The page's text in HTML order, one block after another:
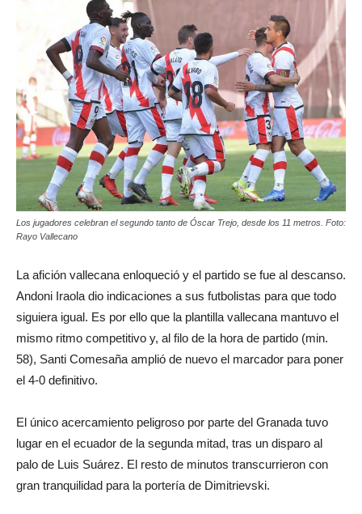
Los jugadores celebran el segundo tanto de Óscar Trejo, desde los 11 metros. Foto:
Rayo Vallecano
La afición vallecana enloqueció y el partido se fue al descanso.
Andoni Iraola dio indicaciones a sus futbolistas para que todo
siguiera igual. Es por ello que la plantilla vallecana mantuvo el
mismo ritmo competitivo y, al filo de la hora de partido (min.
58), Santi Comesaña amplió de nuevo el marcador para poner
el 4-0 definitivo.
El único acercamiento peligroso por parte del Granada tuvo
lugar en el ecuador de la segunda mitad, tras un disparo al
palo de Luis Suárez. El resto de minutos transcurrieron con
gran tranquilidad para la portería de Dimitrievski.